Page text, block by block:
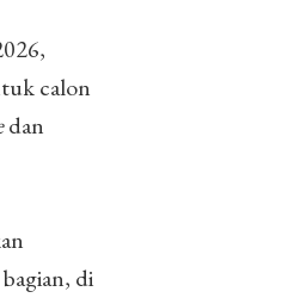
calon
dan
di